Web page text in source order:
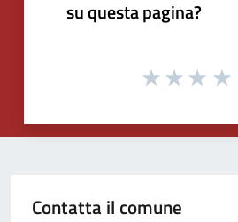
su questa pagina?
Contatta il comune